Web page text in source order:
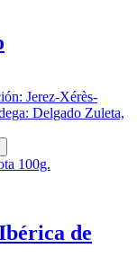
Jerez-Xérès-
Delgado Zuleta,
de